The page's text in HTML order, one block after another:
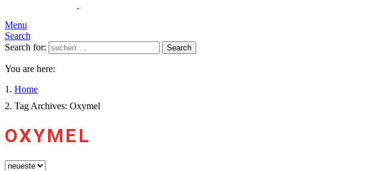
Menu
Search
Search for:
Search
You are here:
Home
Tag Archives: Oxymel
OXYMEL